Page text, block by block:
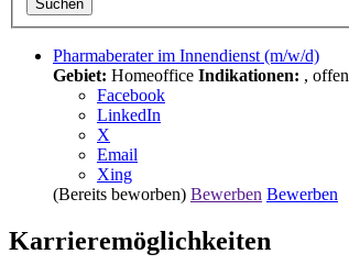
Suchen
Pharmaberater im Innendienst (m/w/d)
Gebiet: Homeoffice Indikationen: , offen
Facebook
LinkedIn
X
Email
Xing
(Bereits beworben) Bewerben Bewerben
Karrieremöglichkeiten